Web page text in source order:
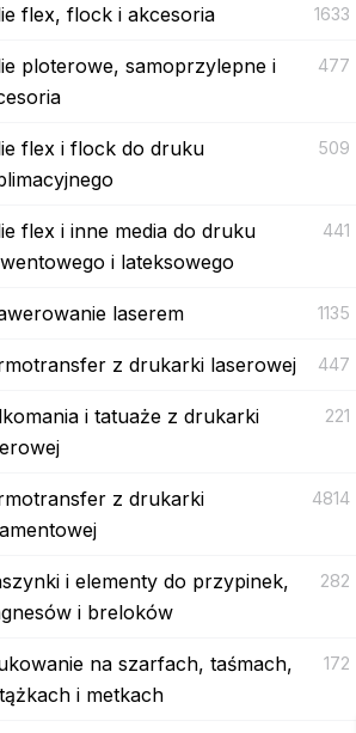
flex, flock i akcesoria 1633
ploterowe, samoprzylepne i
477
flex i flock do druku
509
flex i inne media do druku
i lateksowego
441
laserem 1135
z drukarki laserowej 447
i tatuaże z drukarki
221
z drukarki
4814
i elementy do przypinek,
i breloków
282
na szarfach, taśmach,
i metkach
172